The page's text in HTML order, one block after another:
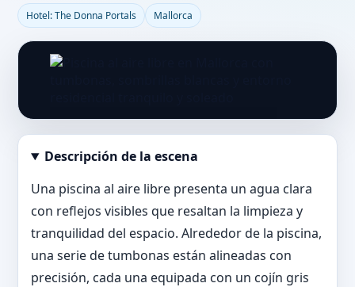
Hotel: The Donna Portals Mallorca
Abrir imagen en tamaño completo
Descripción de la escena
Una piscina al aire libre presenta un agua clara
con reflejos visibles que resaltan la limpieza y
tranquilidad del espacio. Alrededor de la piscina,
una serie de tumbonas están alineadas con
precisión, cada una equipada con un cojín gris